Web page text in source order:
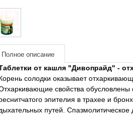
Полное описание
от кашля "Дивопрайд" -
солодки оказывает
свойства обусловлены
эпителия в трахее и
путей.